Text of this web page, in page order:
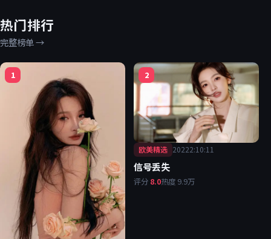
热门排行
完整榜单→
1 2
欧美精选 20222:10:11
信号丢失
评分 8.0热度 9.9万